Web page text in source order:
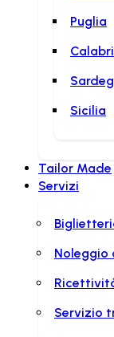
Puglia
Sicilia
Tailor Made
Servizi
Noleggio
Servizio